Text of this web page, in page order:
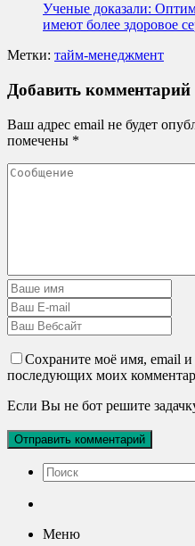
Ученые доказали:
имеют более здоровое
Метки: тайм-менеджмент
Добавить комментарий
Ваш адрес email не будет
помечены *
Сохраните моё имя, email и
последующих моих
Если Вы не бот решите
Меню